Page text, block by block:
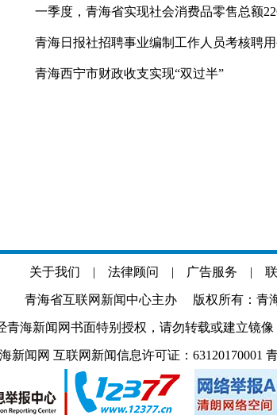
一季度，青海省实现社会消费品零售总额
青海日报社招聘事业编制工作人员考核聘
青海西宁市财政收支实现“双过半”
关于我们 | 法律顾问 | 广告服务 |
青海省互联网新闻中心主办 版权所有：青
青海新闻网书面特别授权，请勿转载或建立镜
新闻网 互联网新闻信息许可证：63120170001